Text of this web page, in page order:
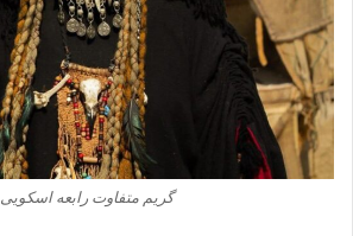
گریم متفاوت رابعه اسکویی